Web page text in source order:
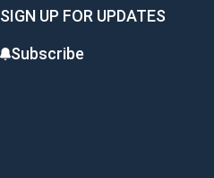
SIGN UP FOR UPDATES
Subscribe